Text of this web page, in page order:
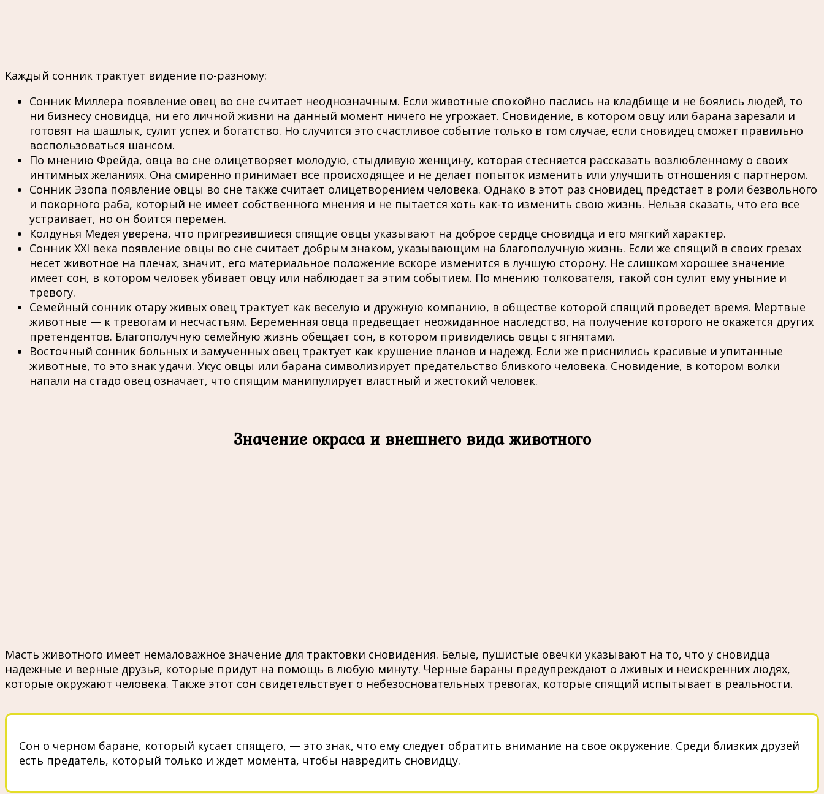
Каждый сонник трактует видение по-разному:
Сонник Миллера появление овец во сне считает неоднозначным. Если животные спокойно паслись на кладбище и не боялись людей, то
ни бизнесу сновидца, ни его личной жизни на данный момент ничего не угрожает. Сновидение, в котором овцу или барана зарезали и
готовят на шашлык, сулит успех и богатство. Но случится это счастливое событие только в том случае, если сновидец сможет правильно
воспользоваться шансом.
По мнению Фрейда, овца во сне олицетворяет молодую, стыдливую женщину, которая стесняется рассказать возлюбленному о своих
интимных желаниях. Она смиренно принимает все происходящее и не делает попыток изменить или улучшить отношения с партнером.
Сонник Эзопа появление овцы во сне также считает олицетворением человека. Однако в этот раз сновидец предстает в роли безвольного
и покорного раба, который не имеет собственного мнения и не пытается хоть как-то изменить свою жизнь. Нельзя сказать, что его все
устраивает, но он боится перемен.
Колдунья Медея уверена, что пригрезившиеся спящие овцы указывают на доброе сердце сновидца и его мягкий характер.
Сонник XXI века появление овцы во сне считает добрым знаком, указывающим на благополучную жизнь. Если же спящий в своих грезах
несет животное на плечах, значит, его материальное положение вскоре изменится в лучшую сторону. Не слишком хорошее значение
имеет сон, в котором человек убивает овцу или наблюдает за этим событием. По мнению толкователя, такой сон сулит ему уныние и
тревогу.
Семейный сонник отару живых овец трактует как веселую и дружную компанию, в обществе которой спящий проведет время. Мертвые
животные — к тревогам и несчастьям. Беременная овца предвещает неожиданное наследство, на получение которого не окажется других
претендентов. Благополучную семейную жизнь обещает сон, в котором привиделись овцы с ягнятами.
Восточный сонник больных и замученных овец трактует как крушение планов и надежд. Если же приснились красивые и упитанные
животные, то это знак удачи. Укус овцы или барана символизирует предательство близкого человека. Сновидение, в котором волки
напали на стадо овец означает, что спящим манипулирует властный и жестокий человек.
Значение окраса и внешнего вида животного
Масть животного имеет немаловажное значение для трактовки сновидения. Белые, пушистые овечки указывают на то, что у сновидца
надежные и верные друзья, которые придут на помощь в любую минуту. Черные бараны предупреждают о лживых и неискренних людях,
которые окружают человека. Также этот сон свидетельствует о небезосновательных тревогах, которые спящий испытывает в реальности.
Сон о черном баране, который кусает спящего, — это знак, что ему следует обратить внимание на свое окружение. Среди близких друзей
есть предатель, который только и ждет момента, чтобы навредить сновидцу.